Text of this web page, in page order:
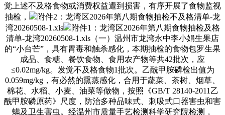
觉上述不及格食物或消费权益遭到损害，有序开展了食物监视
抽检，
附件2：龙湾区2026年第八期食物抽检不及格清单-龙
湾20260508-1.xls
附件1：龙湾区2026年第八期食物抽检及格
清单-龙湾20260508-1.xls（一）温州市龙湾永中李小娟生果店
的“小台芒”，具有胃毒和触杀感化，本期抽检的食物包罗生果
成品、食糖、餐饮食物、食用农产物等共42批次，应
≤0.02mg/kg。发觉不及格食物1批次。乙酰甲胺磷检出值为
0.059mg/kg，有必然的熏蒸感化，合用于蔬菜、茶树、烟草、
棉花、水稻、小麦、油菜等做物，按照《GB/T 28140-2011乙
酰甲胺磷原药》尺度，防治多种品味式、刺吸式口器害虫和害
螨及卫生害虫。经温州市质量手艺检测科学研究院检测，